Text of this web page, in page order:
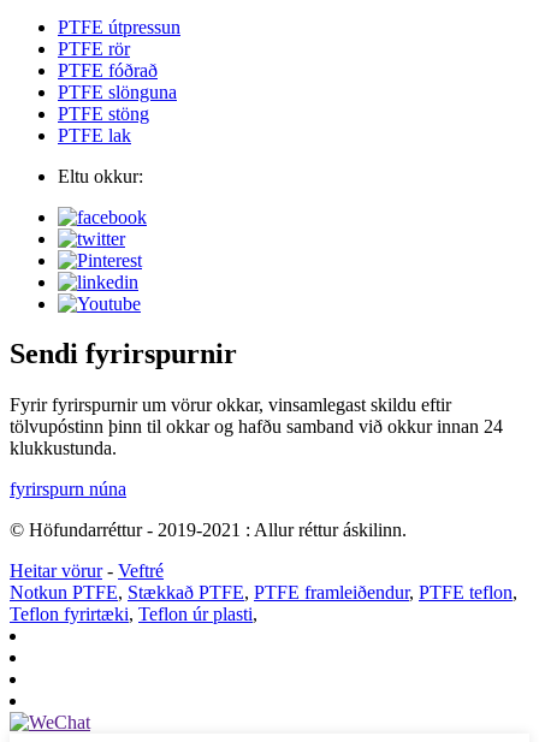
PTFE útpressun
PTFE rör
PTFE fóðrað
PTFE slönguna
PTFE stöng
PTFE lak
Eltu okkur:
Sendi fyrirspurnir
Fyrir fyrirspurnir um vörur okkar, vinsamlegast skildu eftir
tölvupóstinn þinn til okkar og hafðu samband við okkur innan 24
klukkustunda.
fyrirspurn núna
© Höfundarréttur - 2019-2021 : Allur réttur áskilinn.
Heitar vörur- Veftré
Notkun PTFE, Stækkað PTFE, PTFE framleiðendur, PTFE teflon,
Teflon fyrirtæki, Teflon úr plasti,